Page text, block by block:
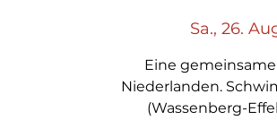
Sa., 26.
Eine
Niederlanden.
(Wassenberg-